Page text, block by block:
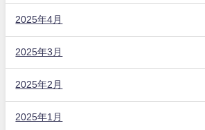
2025年4月
2025年3月
2025年2月
2025年1月